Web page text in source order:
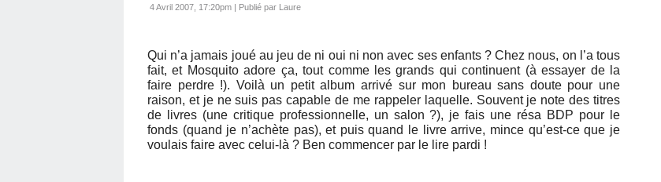
4 Avril 2007, 17:20pm | Publié par Laure
Qui n’a jamais joué au jeu de ni oui ni non avec ses enfants ? Chez nous, on l’a tous
fait, et Mosquito adore ça, tout comme les grands qui continuent (à essayer de la
faire perdre !). Voilà un petit album arrivé sur mon bureau sans doute pour une
raison, et je ne suis pas capable de me rappeler laquelle. Souvent je note des titres
de livres (une critique professionnelle, un salon ?), je fais une résa BDP pour le
fonds (quand je n’achète pas), et puis quand le livre arrive, mince qu’est-ce que je
voulais faire avec celui-là ? Ben commencer par le lire pardi !